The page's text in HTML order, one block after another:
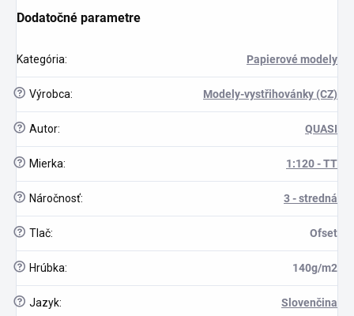
Dodatočné parametre
Kategória: Papierové modely
? Výrobca: Modely-vystřihovánky (CZ)
? Autor: QUASI
? Mierka: 1:120 - TT
? Náročnosť: 3 - stredná
? Tlač: Ofset
? Hrúbka: 140g/m2
? Jazyk: Slovenčina